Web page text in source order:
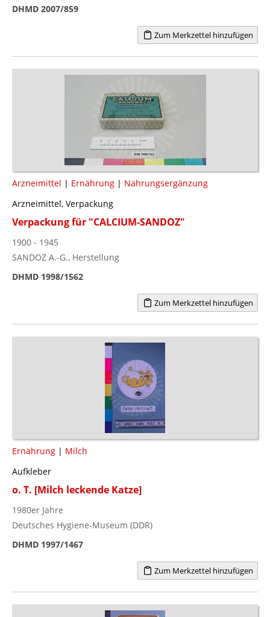
DHMD 2007/859
Zum Merkzettel hinzufügen
Arzneimittel | Ernährung | Nahrungsergänzung
Arzneimittel, Verpackung
Verpackung für "CALCIUM-SANDOZ"
1900 - 1945
SANDOZ A.-G., Herstellung
DHMD 1998/1562
Zum Merkzettel hinzufügen
Ernährung | Milch
Aufkleber
o. T. [Milch leckende Katze]
1980er Jahre
Deutsches Hygiene-Museum (DDR)
DHMD 1997/1467
Zum Merkzettel hinzufügen